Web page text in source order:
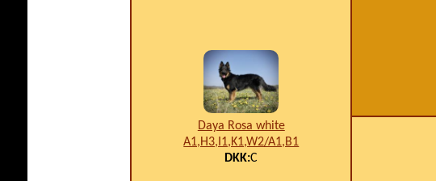
Daya Rosa white
A1,H3,I1,K1,W2/A1,B1
DKK:C